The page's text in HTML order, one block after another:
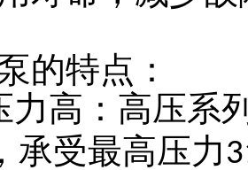
的特点：
力高：高压系
，承受最高压力